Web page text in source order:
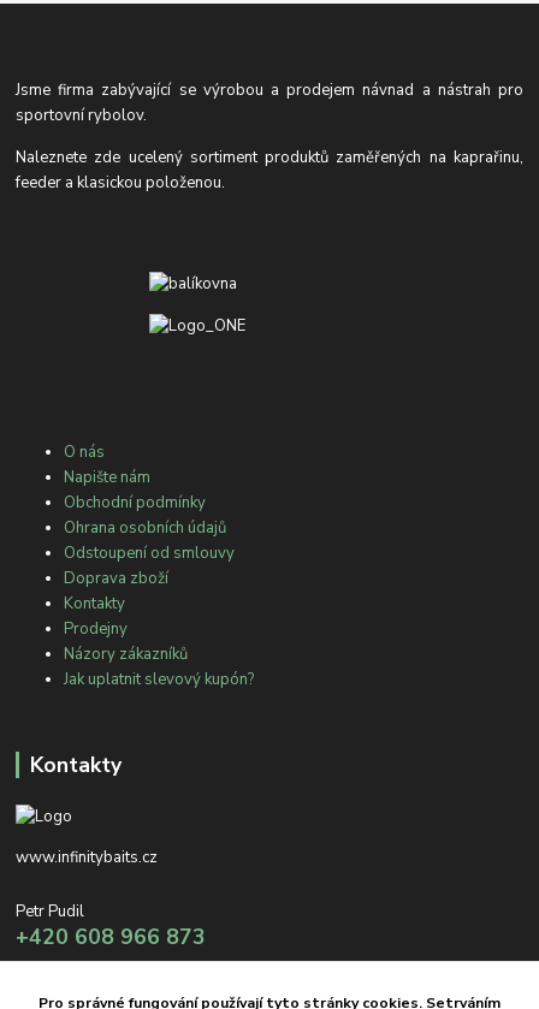
Jsme firma zabývající se výrobou a prodejem návnad a nástrah pro
sportovní rybolov.
Naleznete zde ucelený sortiment produktů zaměřených na kaprařinu,
feeder a klasickou položenou.
O nás
Napište nám
Obchodní podmínky
Ohrana osobních údajů
Odstoupení od smlouvy
Doprava zboží
Kontakty
Prodejny
Názory zákazníků
Jak uplatnit slevový kupón?
Kontakty
www.infinitybaits.cz
Petr Pudil
+420 608 966 873
Pro správné fungování používají tyto stránky cookies. Setrváním